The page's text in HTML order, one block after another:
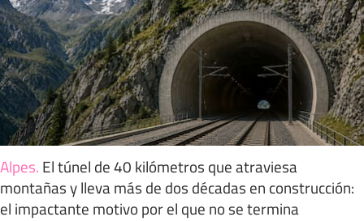
Alpes. El túnel de 40 kilómetros que atraviesa
montañas y lleva más de dos décadas en construcción:
el impactante motivo por el que no se termina